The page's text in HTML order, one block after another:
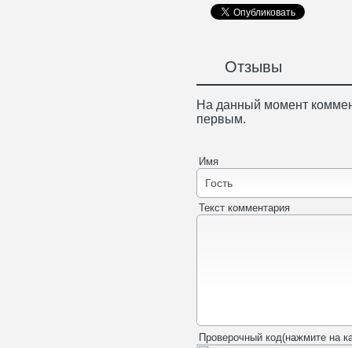
Отзывы
На данный момент
первым.
Имя
Текст комментария
Проверочный код(нажмите на